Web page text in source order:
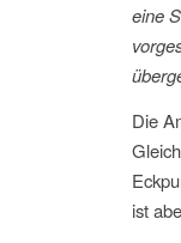
eine
Die
ist